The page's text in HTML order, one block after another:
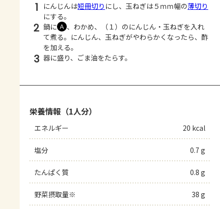
1 にんじんは短冊切り にし、玉ねぎは５ｍｍ幅の薄切り
にする。
2 鍋に Ａ 、わかめ、（１）のにんじん・玉ねぎを入れ
て煮る。にんじん、玉ねぎがやわらかくなったら、酢
を加える。
3 器に盛り、ごま油をたらす。
栄養情報（1人分）
エネルギー 20 kcal
塩分 0.7 g
たんぱく質 0.8 g
野菜摂取量※ 38 g